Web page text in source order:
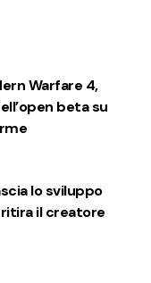
Warfare 4,
beta su
lo sviluppo
il creatore